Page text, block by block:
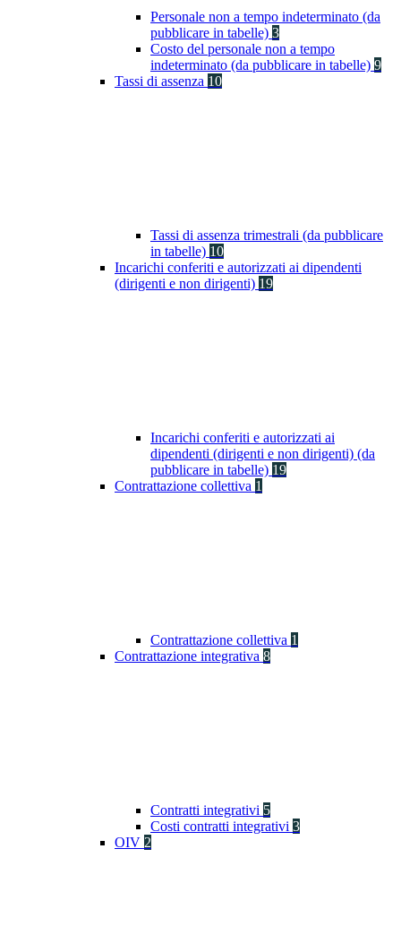
Personale non a tempo indeterminato (da
pubblicare in tabelle) 3
Costo del personale non a tempo
indeterminato (da pubblicare in tabelle) 9
Tassi di assenza 10
Tassi di assenza trimestrali (da pubblicare
in tabelle) 10
Incarichi conferiti e autorizzati ai dipendenti
(dirigenti e non dirigenti) 19
Incarichi conferiti e autorizzati ai
dipendenti (dirigenti e non dirigenti) (da
pubblicare in tabelle) 19
Contrattazione collettiva 1
Contrattazione collettiva 1
Contrattazione integrativa 8
Contratti integrativi 5
Costi contratti integrativi 3
OIV 2